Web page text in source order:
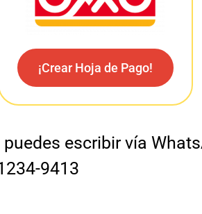
¡Crear Hoja de Pago!
escribir vía
9413